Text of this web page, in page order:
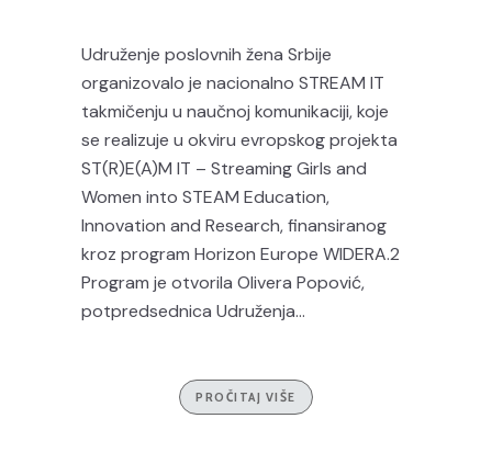
Udruženje poslovnih žena Srbije
organizovalo je nacionalno STREAM IT
takmičenju u naučnoj komunikaciji, koje
se realizuje u okviru evropskog projekta
ST(R)E(A)M IT – Streaming Girls and
Women into STEAM Education,
Innovation and Research, finansiranog
kroz program Horizon Europe WIDERA.2
Program je otvorila Olivera Popović,
potpredsednica Udruženja...
PROČITAJ VIŠE